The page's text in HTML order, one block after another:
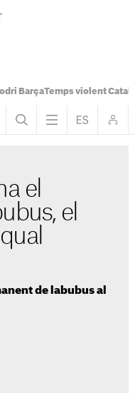
BarçaTemps violent
el
el
de labubus al